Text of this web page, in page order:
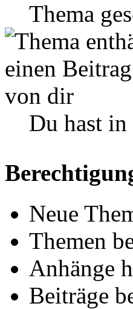
Thema
Du hast in
Neue
Themen
Anhänge
Beiträge